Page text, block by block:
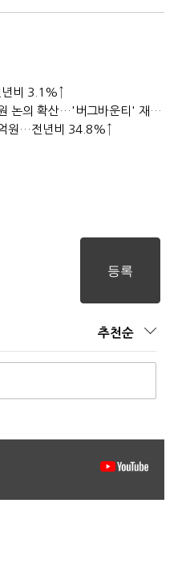
비 3.1%↑
AI 해킹 고도화 속 화이트해커 지원 논의 확산…'버그바운티' 재조명
원…전년비 34.8%↑
추천순